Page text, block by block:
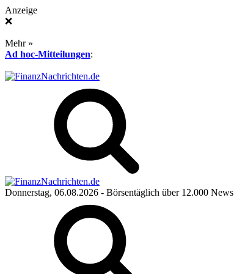
Anzeige
❌
Mehr »
Ad hoc-Mitteilungen:
Donnerstag, 06.08.2026 - Börsentäglich über 12.000 News